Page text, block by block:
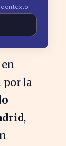
contexto
por la
,